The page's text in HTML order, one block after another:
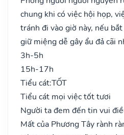
chung khi có việc hội họp,
tránh đi vào giờ này, nếu
giữ miệng dễ gây ẩu đả cãi
3h-5h
15h-17h
Tiểu cát:TỐT
Tiểu cát mọi việc tốt tươi
Người ta đem đến tin vui
Mất của Phương Tây rành